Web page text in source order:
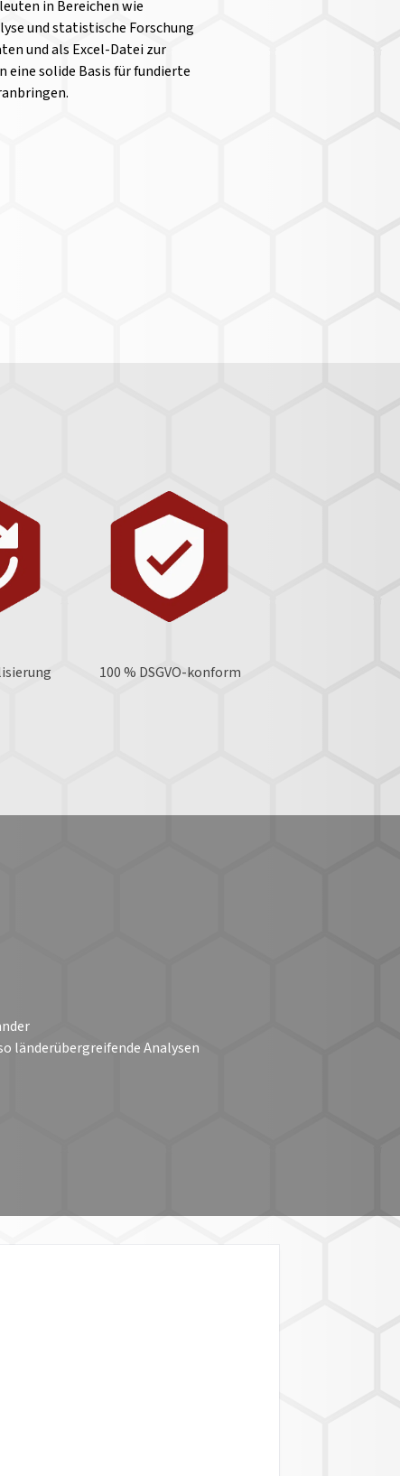
in Bereichen wie
und statistische Forschung
und als Excel-Datei zur
eine solide Basis für fundierte
100 % DSGVO-konform
länderübergreifende Analysen